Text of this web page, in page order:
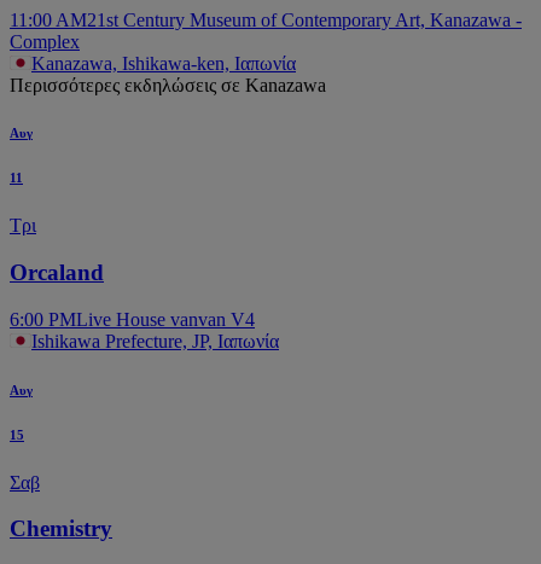
11:00 AM21st Century Museum of Contemporary Art, Kanazawa -
Complex
Kanazawa, Ishikawa-ken, Ιαπωνία
Περισσότερες εκδηλώσεις σε Kanazawa
Αυγ
11
Τρι
Orcaland
6:00 PMLive House vanvan V4
Ishikawa Prefecture, JP, Ιαπωνία
Αυγ
15
Σαβ
Chemistry